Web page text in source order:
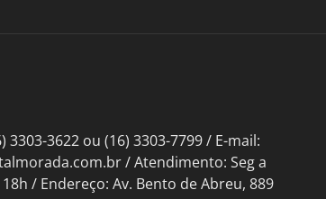
3303-3622 ou (16) 3303-7799 / E-mail:
/ Atendimento: Seg a
18h / Endereço: Av. Bento de Abreu, 889